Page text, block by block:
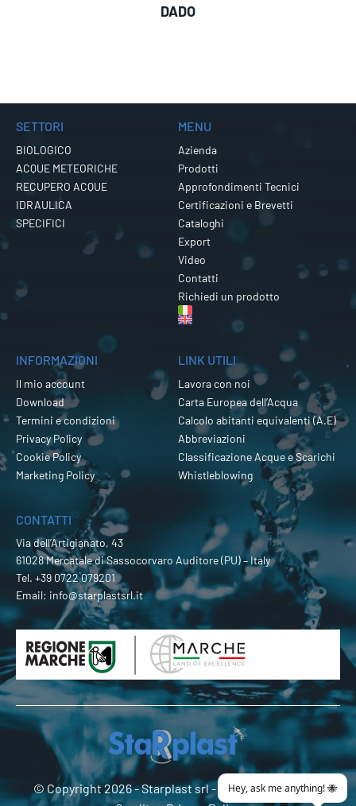
DADO
SETTORI
BIOLOGICO
ACQUE METEORICHE
RECUPERO ACQUE
IDRAULICA
SPECIFICI
MENU
Azienda
Prodotti
Approfondimenti Tecnici
Certificazioni e Brevetti
Cataloghi
Export
Video
Contatti
Richiedi un prodotto
INFORMAZIONI
Il mio account
Download
Termini e condizioni
Privacy Policy
Cookie Policy
Marketing Policy
LINK UTILI
Lavora con noi
Carta Europea dell’Acqua
Calcolo abitanti equivalenti (A.E)
Abbreviazioni
Classificazione Acque e Scarichi
Whistleblowing
CONTATTI
Via dell’Artigianato, 43
61028 Mercatale di Sassocorvaro Auditore (PU) – Italy
Tel. +39 0722 079201
Email: info@starplastsrl.it
© Copyright 2026 -Starplast srl- P.Iva 02274180419 -